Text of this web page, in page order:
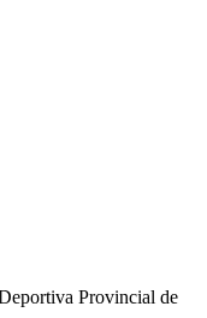
Provincial de